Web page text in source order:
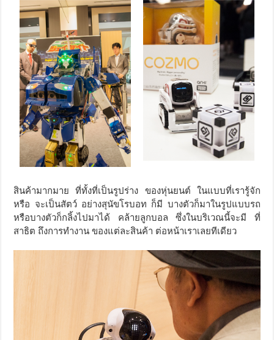
สินค้ามากมาย ที่ทั้งที่เป็นรูปร่าง ของหุ่นยนต์ ในแบบที่เรารู้จัก
หรือ จะเป็นสัตว์ อย่างสุนัขโรบอท ก็มี บางตัวก็มาในรูปแบบรถ
หรือบางตัวก็กลิ้งไปมาได้ คล้ายลูกบอล ซึ่งในบริเวณนี้จะมี ที่
สาธิต ถึงการทำงาน ของแต่ละสินค้า ต่อหน้าเราเลยทีเดียว